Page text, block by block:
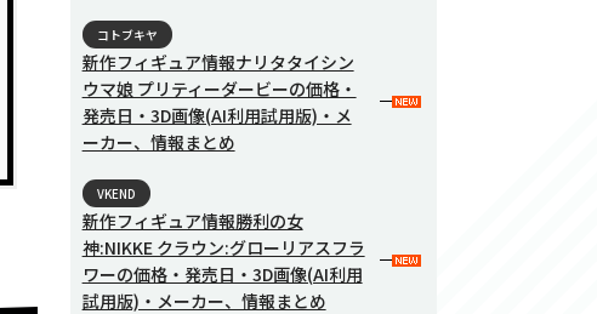
コトブキヤ
新作フィギュア情報ナリタタイシン
ウマ娘 プリティーダービーの価格・
発売日・3D画像(AI利用試用版)・メ
ーカー、情報まとめ
VKEND
新作フィギュア情報勝利の女
神:NIKKE クラウン:グローリアスフラ
ワーの価格・発売日・3D画像(AI利用
試用版)・メーカー、情報まとめ